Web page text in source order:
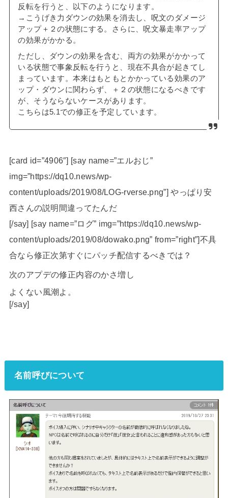
反転を行うと、以下のようになります。
→こうげき力ダウンの効果を消去し、呪文のダメージ
アップ＋２の状態にする。さらに、呪文暴走率アップ
の効果がかかる。
ただし、ダウンの効果を含む、両方の効果がかかって
いる状態で事象反転を行うと、現在不具合が起きてし
まっています。本来はもともとかかっている効果のア
ップ・ダウンに関わらず、＋２の状態になるべきです
が、そうならないケースがあります。
こちらは5.1での修正を予定しています。
[card id=”4906″] [say name=”エルおじ”
img=”https://dq10.news/wp-
content/uploads/2019/08/LOG-rverse.png”] やっぱり安
西さんの説明間違ってたんだ
[/say] [say name=”ログ” img=”https://dq10.news/wp-
content/uploads/2019/08/dowako.png” from=”right”]不具
合なら修正次第すぐにパッチ配信するべきでは？
次のアプデの修正内容のかさ増し
よくない風潮よ。
[/say]
名前呼びについて